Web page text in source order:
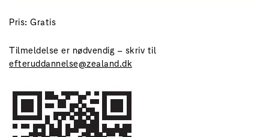
Pris: Gratis
Tilmeldelse er nødvendig – skriv til
efteruddannelse@zealand.dk